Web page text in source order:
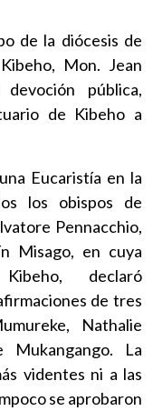
de la diócesis de
Mon. Jean
pública,
de Kibeho a
Eucaristía en la
los obispos de
Pennacchio,
Misago, en cuya
declaró
de tres
Nathalie
Mukangango. La
videntes ni a las
se aprobaron